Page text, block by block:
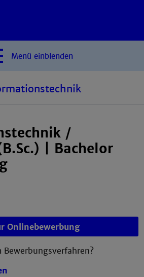
Menü einblenden
/
| Bachelor
Onlinebewerbung
Bewerbungsverfahren?